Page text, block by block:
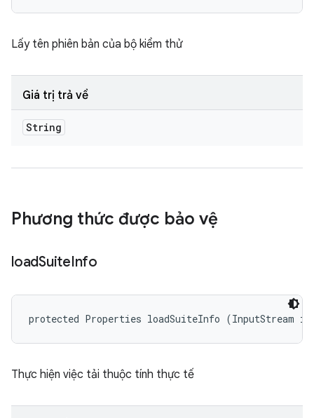
Lấy tên phiên bản của bộ kiểm thử
Giá trị trả về
String
Phương thức được bảo vệ
loadSuiteInfo
protected Properties loadSuiteInfo (InputStream
Thực hiện việc tải thuộc tính thực tế